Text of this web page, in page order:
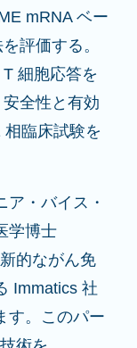
mRNA ベー
評価する。
細胞応答を
全性と有効
臨床試験を
・バイス・
学博士
的ながん免
Immatics 社
す。このパー